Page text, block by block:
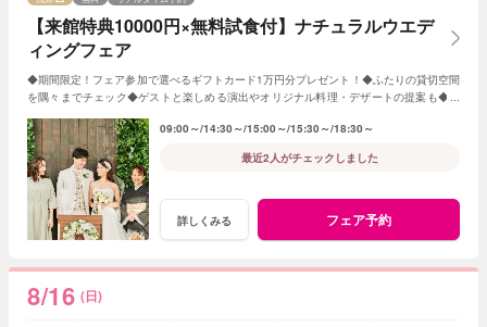
【来館特典10000円×無料試食付】ナチュラルウエデ
ィングフェア
◆期間限定！フェア参加で選べるギフトカード1万円分プレゼント！◆ふたりの貸切空間
を隅々までチェック◆ゲストと楽しめる演出やオリジナル料理・デザートの提案も◆セ
09:00～ 14:30～ 15:00～ 15:30～ 18:30～
最近2人がチェックしました
詳しくみる フェア予約
8/16 (日)